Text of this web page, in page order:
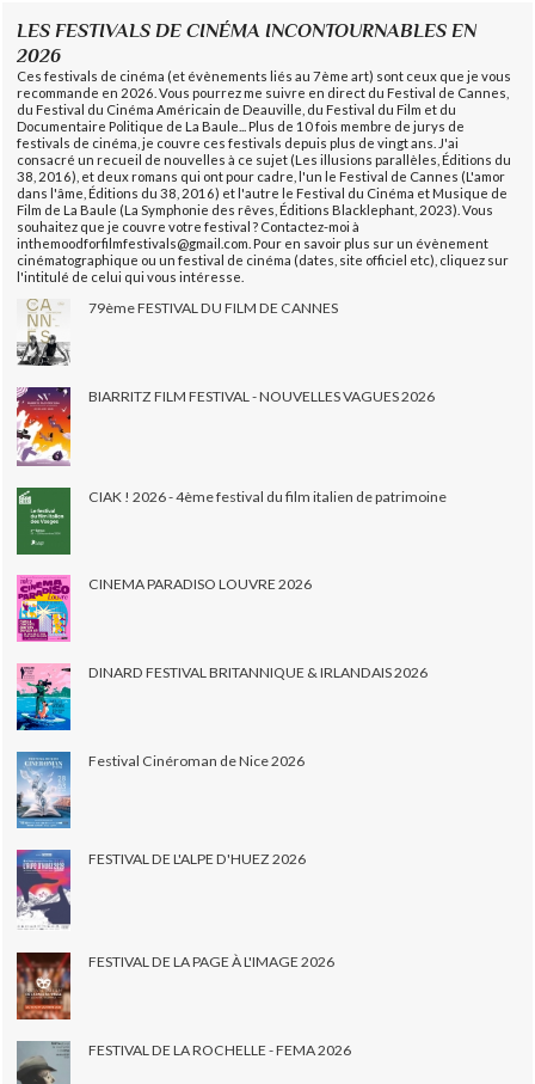
LES FESTIVALS DE CINÉMA INCONTOURNABLES EN
2026
Ces festivals de cinéma (et évènements liés au 7ème art) sont ceux que je vous
recommande en 2026. Vous pourrez me suivre en direct du Festival de Cannes,
du Festival du Cinéma Américain de Deauville, du Festival du Film et du
Documentaire Politique de La Baule... Plus de 10 fois membre de jurys de
festivals de cinéma, je couvre ces festivals depuis plus de vingt ans. J'ai
consacré un recueil de nouvelles à ce sujet (Les illusions parallèles, Éditions du
38, 2016), et deux romans qui ont pour cadre, l'un le Festival de Cannes (L'amor
dans l'âme, Éditions du 38, 2016) et l'autre le Festival du Cinéma et Musique de
Film de La Baule (La Symphonie des rêves, Éditions Blacklephant, 2023). Vous
souhaitez que je couvre votre festival ? Contactez-moi à
inthemoodforfilmfestivals@gmail.com. Pour en savoir plus sur un évènement
cinématographique ou un festival de cinéma (dates, site officiel etc), cliquez sur
l'intitulé de celui qui vous intéresse.
79ème FESTIVAL DU FILM DE CANNES
BIARRITZ FILM FESTIVAL - NOUVELLES VAGUES 2026
CIAK ! 2026 - 4ème festival du film italien de patrimoine
CINEMA PARADISO LOUVRE 2026
DINARD FESTIVAL BRITANNIQUE & IRLANDAIS 2026
Festival Cinéroman de Nice 2026
FESTIVAL DE L'ALPE D'HUEZ 2026
FESTIVAL DE LA PAGE À L'IMAGE 2026
FESTIVAL DE LA ROCHELLE - FEMA 2026